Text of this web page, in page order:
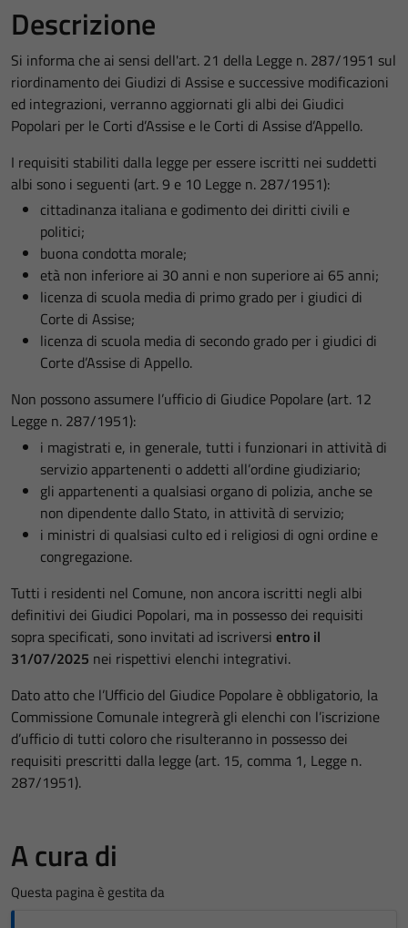
Descrizione
Si informa che ai sensi dell'art. 21 della Legge n. 287/1951 sul
riordinamento dei Giudizi di Assise e successive modificazioni
ed integrazioni, verranno aggiornati gli albi dei Giudici
Popolari per le Corti d’Assise e le Corti di Assise d’Appello.
I requisiti stabiliti dalla legge per essere iscritti nei suddetti
albi sono i seguenti (art. 9 e 10 Legge n. 287/1951):
cittadinanza italiana e godimento dei diritti civili e
politici;
buona condotta morale;
età non inferiore ai 30 anni e non superiore ai 65 anni;
licenza di scuola media di primo grado per i giudici di
Corte di Assise;
licenza di scuola media di secondo grado per i giudici di
Corte d’Assise di Appello.
Non possono assumere l’ufficio di Giudice Popolare (art. 12
Legge n. 287/1951):
i magistrati e, in generale, tutti i funzionari in attività di
servizio appartenenti o addetti all’ordine giudiziario;
gli appartenenti a qualsiasi organo di polizia, anche se
non dipendente dallo Stato, in attività di servizio;
i ministri di qualsiasi culto ed i religiosi di ogni ordine e
congregazione.
Tutti i residenti nel Comune, non ancora iscritti negli albi
definitivi dei Giudici Popolari, ma in possesso dei requisiti
sopra specificati, sono invitati ad iscriversi entro il
31/07/2025 nei rispettivi elenchi integrativi.
Dato atto che l’Ufficio del Giudice Popolare è obbligatorio, la
Commissione Comunale integrerà gli elenchi con l’iscrizione
d’ufficio di tutti coloro che risulteranno in possesso dei
requisiti prescritti dalla legge (art. 15, comma 1, Legge n.
287/1951).
A cura di
Questa pagina è gestita da